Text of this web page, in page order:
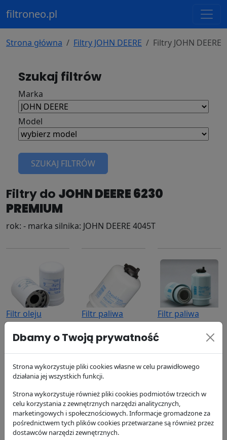
filtroneo.pl
Strona główna Filtry JOHN DEERE Filtry JOHN DEERE
Szukaj filtrów
Marka
Model
SZUKAJ FILTRÓW
Filtry do JOHN DEERE 6230
PREMIUM
rok: - marka silnika: JOHN DEERE 4045T
Filtr oleju
P550779
Donaldson
Filtr paliwa
Donaldson
Filtr paliwa
Donaldson
Filtr oleju
Filtr powietrza
Dbamy o Twoją prywatność
Strona wykorzystuje pliki cookies własne w celu prawidłowego
działania jej wszystkich funkcji.
Strona wykorzystuje również pliki cookies podmiotów trzecich w
celu korzystania z zewnętrznych narzędzi analitycznych,
marketingowych i społecznościowych. Informacje gromadzone za
pośrednictwem tych plików cookies przetwarzane są również przez
dostawców narzędzi zewnętrznych.